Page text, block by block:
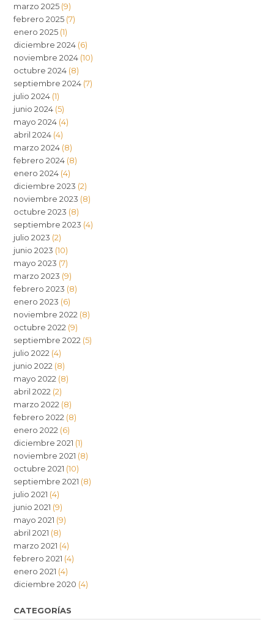
marzo 2025 (9)
febrero 2025 (7)
enero 2025 (1)
diciembre 2024 (6)
noviembre 2024 (10)
octubre 2024 (8)
septiembre 2024 (7)
julio 2024 (1)
junio 2024 (5)
mayo 2024 (4)
abril 2024 (4)
marzo 2024 (8)
febrero 2024 (8)
enero 2024 (4)
diciembre 2023 (2)
noviembre 2023 (8)
octubre 2023 (8)
septiembre 2023 (4)
julio 2023 (2)
junio 2023 (10)
mayo 2023 (7)
marzo 2023 (9)
febrero 2023 (8)
enero 2023 (6)
noviembre 2022 (8)
octubre 2022 (9)
septiembre 2022 (5)
julio 2022 (4)
junio 2022 (8)
mayo 2022 (8)
abril 2022 (2)
marzo 2022 (8)
febrero 2022 (8)
enero 2022 (6)
diciembre 2021 (1)
noviembre 2021 (8)
octubre 2021 (10)
septiembre 2021 (8)
julio 2021 (4)
junio 2021 (9)
mayo 2021 (9)
abril 2021 (8)
marzo 2021 (4)
febrero 2021 (4)
enero 2021 (4)
diciembre 2020 (4)
CATEGORÍAS